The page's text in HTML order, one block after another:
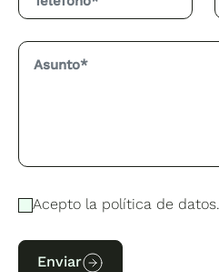
Acepto la política de datos.
Enviar